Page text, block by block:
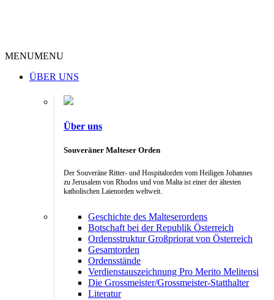
MENUMENU
ÜBER UNS
Über uns
Souveräner Malteser Orden
Der Souveräne Ritter- und Hospitalorden vom Heiligen Johannes
zu Jerusalem von Rhodos und von Malta ist einer der ältesten
katholischen Laienorden weltweit.
Geschichte des Malteserordens
Botschaft bei der Republik Österreich
Ordensstruktur Großpriorat von Österreich
Gesamtorden
Ordensstände
Verdienstauszeichnung Pro Merito Melitensi
Die Grossmeister/Grossmeister-Statthalter
Literatur